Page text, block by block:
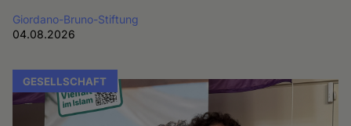
Giordano-Bruno-Stiftung
04.08.2026
GESELLSCHAFT